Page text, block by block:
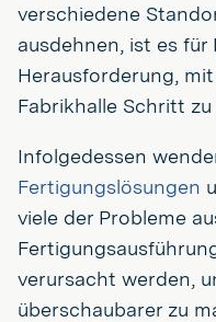
verschiedene
ausdehnen, ist es für
Herausforderung,
Fabrikhalle Schritt zu
Infolgedessen
Fertigungslösungen
viele der Probleme
verursacht werden,
überschaubarer zu